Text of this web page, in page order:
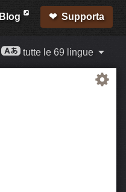
Blog Supporta
tutte le 69 lingue